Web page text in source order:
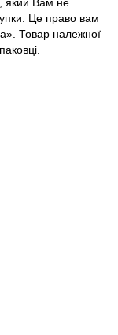
Це право вам
Товар належної